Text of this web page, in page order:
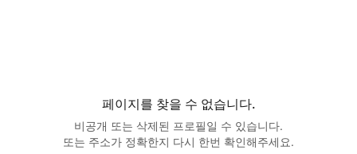
페이지를 찾을 수 없습니다.
비공개 또는 삭제된 프로필일 수 있습니다.
또는 주소가 정확한지 다시 한번 확인해주세요.